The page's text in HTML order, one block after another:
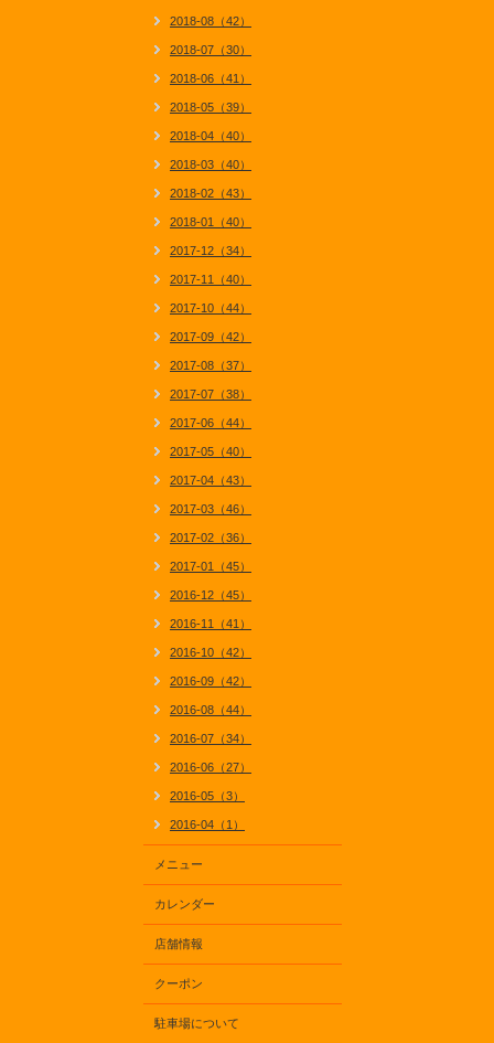
2018-08（42）
2018-07（30）
2018-06（41）
2018-05（39）
2018-04（40）
2018-03（40）
2018-02（43）
2018-01（40）
2017-12（34）
2017-11（40）
2017-10（44）
2017-09（42）
2017-08（37）
2017-07（38）
2017-06（44）
2017-05（40）
2017-04（43）
2017-03（46）
2017-02（36）
2017-01（45）
2016-12（45）
2016-11（41）
2016-10（42）
2016-09（42）
2016-08（44）
2016-07（34）
2016-06（27）
2016-05（3）
2016-04（1）
メニュー
カレンダー
店舗情報
クーポン
駐車場について